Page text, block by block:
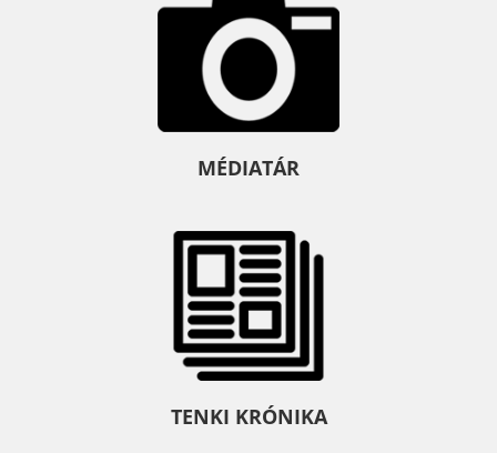
MÉDIATÁR
TENKI KRÓNIKA